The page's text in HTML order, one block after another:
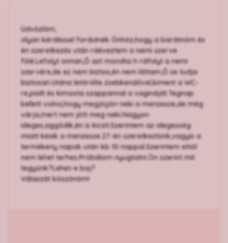
Üdvözlöm,
olyan kérdéssel fordulnék Önhöz,hogy a barátnőm és
én szeretkezés után ráéveztem a nemi szerve
fölé.Lefolyt onnan,Ő azt mondta h ráfolyt a nemi
szervére,de ez nem biztos,én nem láttam,Ő se tudja
biztosan.Utána letörölte zsebkendővel,kiment a WC-
re,pisilt és kimosta szappannal a vagináját.Tegnap
kellett volna,hogy megjöjjön neki a menzesze,de még
várja,mert nem jött meg neki.Nagyon
ideges,aggódik,én is kicsit.Szerintem az idegesség
miatt késik a menzesze.27-én szeretkeztünk,vagyis a
termékeny napok után kb 10 nappal.Szerintem ettől
nem lehet terhes.Próbálom nyugtatni.Ön szerint mit
tegyünk?Lehet-e baj?
Válaszát köszönöm!